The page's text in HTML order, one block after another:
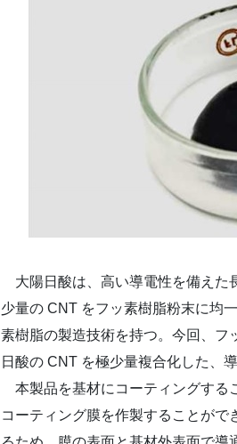
大陽日酸は、高い導電性を備えた
少量の CNT をフッ素樹脂粉末に均
素樹脂の製造技術を持つ。今回、フ
日酸の CNT を極少量複合化した、
本製品を基材にコーティングする
コーティング膜を作製することが